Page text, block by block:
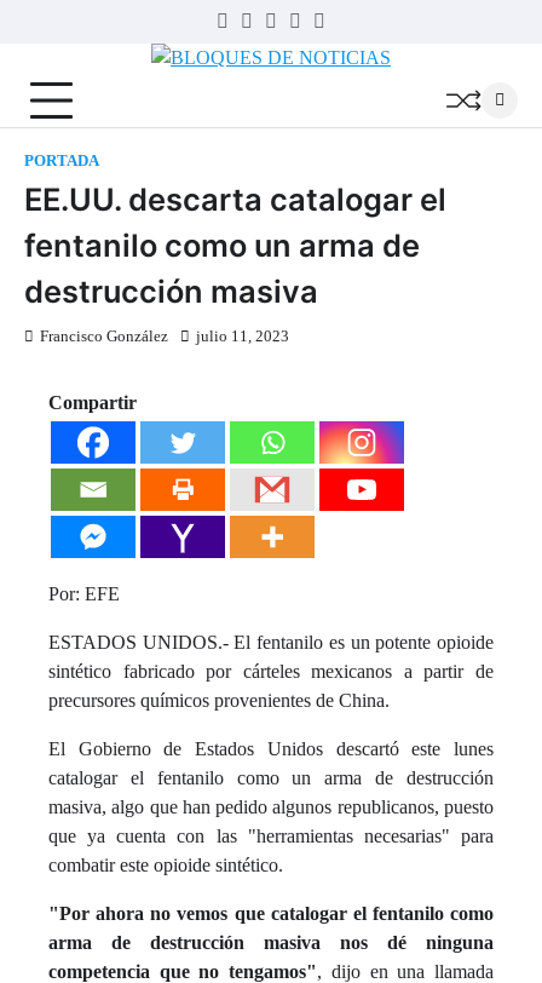
Twitter
Facebook
LinkedIn
Instagram
YouTube
PORTADA
EE.UU. descarta catalogar el
fentanilo como un arma de
destrucción masiva
Francisco González julio 11, 2023
Compartir
Por: EFE
ESTADOS UNIDOS.- El fentanilo es un potente opioide
sintético fabricado por cárteles mexicanos a partir de
precursores químicos provenientes de China.
El Gobierno de Estados Unidos descartó este lunes
catalogar el fentanilo como un arma de destrucción
masiva, algo que han pedido algunos republicanos, puesto
que ya cuenta con las "herramientas necesarias" para
combatir este opioide sintético.
"Por ahora no vemos que catalogar el fentanilo como
arma de destrucción masiva nos dé ninguna
competencia que no tengamos", dijo en una llamada